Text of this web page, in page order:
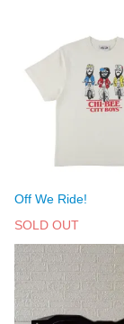
Off We Ride!
SOLD OUT